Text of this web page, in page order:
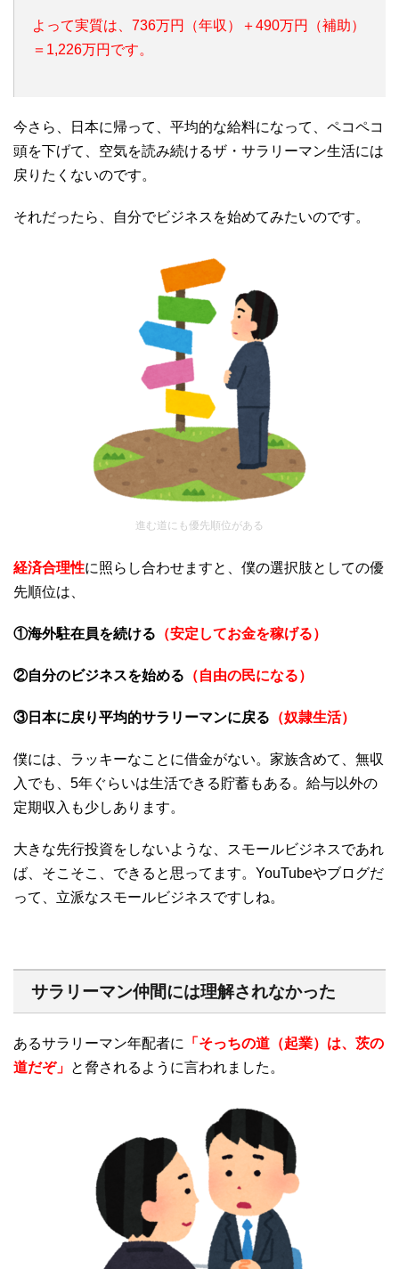
よって実質は、736万円（年収）＋490万円（補助）
＝1,226万円です。
今さら、日本に帰って、平均的な給料になって、ペコペコ
頭を下げて、空気を読み続けるザ・サラリーマン生活には
戻りたくないのです。
それだったら、自分でビジネスを始めてみたいのです。
進む道にも優先順位がある
経済合理性に照らし合わせますと、僕の選択肢としての優
先順位は、
①海外駐在員を続ける （安定してお金を稼げる）
②自分のビジネスを始める （自由の民になる）
③日本に戻り平均的サラリーマンに戻る （奴隷生活）
僕には、ラッキーなことに借金がない。家族含めて、無収
入でも、5年ぐらいは生活できる貯蓄もある。給与以外の
定期収入も少しあります。
大きな先行投資をしないような、スモールビジネスであれ
ば、そこそこ、できると思ってます。YouTubeやブログだ
って、立派なスモールビジネスですしね。
サラリーマン仲間には理解されなかった
あるサラリーマン年配者に
「そっちの道（起業）は、茨の
道だぞ」 と脅されるように言われました。